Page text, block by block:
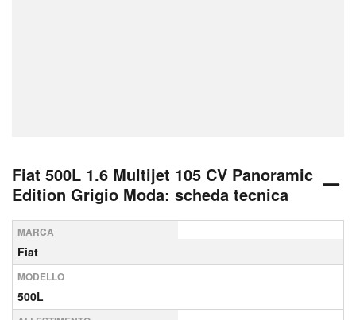
Fiat 500L 1.6 Multijet 105 CV Panoramic
Edition Grigio Moda: scheda tecnica
MARCA
Fiat
MODELLO
500L